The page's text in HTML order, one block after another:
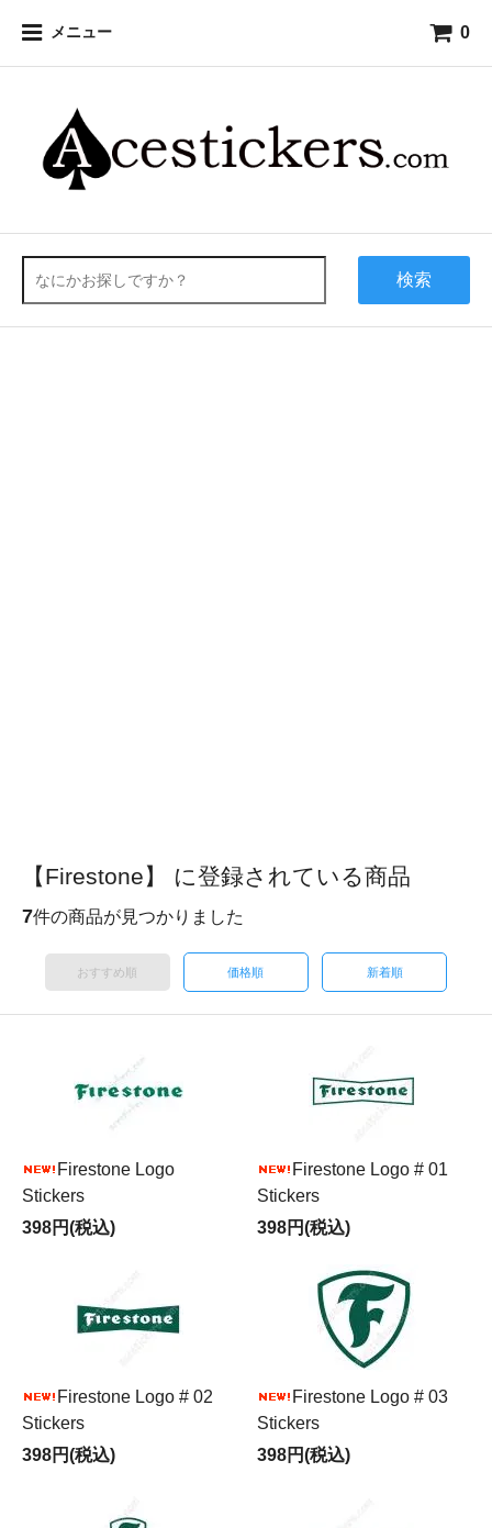
メニュー 0
検索
【Firestone】 に登録されている商品
7件の商品が見つかりました
おすすめ順 価格順 新着順
Firestone Logo
Stickers
398円(税込)
Firestone Logo # 01
Stickers
398円(税込)
Firestone Logo # 02
Stickers
398円(税込)
Firestone Logo # 03
Stickers
398円(税込)